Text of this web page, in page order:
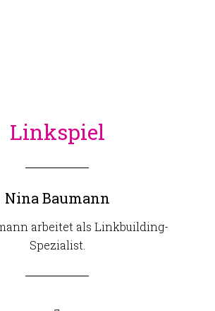
Linkspiel
Nina Baumann
arbeitet als Linkbuilding-
Spezialist.